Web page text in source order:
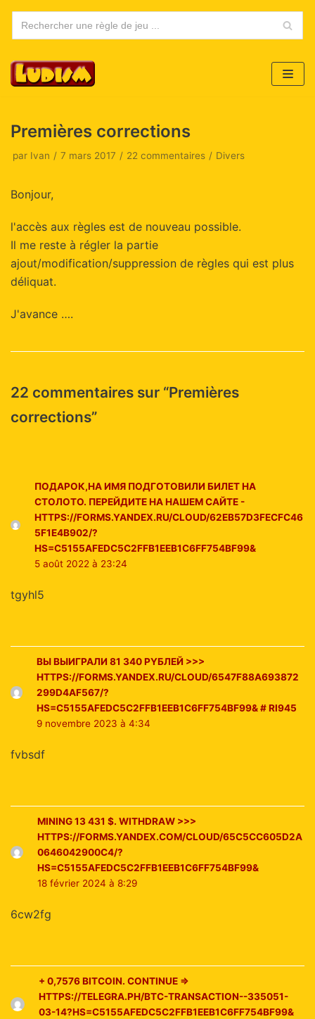
Aller
au
contenu
Premières corrections
par Ivan 7 mars 2017 22 commentaires Divers
Bonjour,
l'accès aux règles est de nouveau possible.
Il me reste à régler la partie
ajout/modification/suppression de règles qui est plus
déliquat.
J'avance ….
22 commentaires sur “Premières
corrections”
ПОДАРОК,НА ИМЯ ПОДГОТОВИЛИ БИЛЕТ НА
СТОЛОТО. ПЕРЕЙДИТЕ НА НАШЕМ САЙТЕ -
HTTPS://FORMS.YANDEX.RU/CLOUD/62EB57D3FECFC46
5F1E4B902/?
HS=C5155AFEDC5C2FFB1EEB1C6FF754BF99&
5 août 2022 à 23:24
tgyhl5
BЫ ВЫИГPAЛИ 81 340 PYБЛEЙ >>>
HTTPS://FORMS.YANDEX.RU/CLOUD/6547F88A693872
299D4AF567/?
HS=C5155AFEDC5C2FFB1EEB1C6FF754BF99& # RI945
9 novembre 2023 à 4:34
fvbsdf
MINING 13 431 $. WITHDRАW >>>
HTTPS://FORMS.YANDEX.COM/CLOUD/65C5CC605D2A
0646042900C4/?
HS=C5155AFEDC5C2FFB1EEB1C6FF754BF99&
18 février 2024 à 8:29
6cw2fg
+ 0,7576 BITСОIN. CONTINUE =>
HTTPS://TELEGRA.PH/BTC-TRANSACTION--335051-
03-14?HS=C5155AFEDC5C2FFB1EEB1C6FF754BF99&